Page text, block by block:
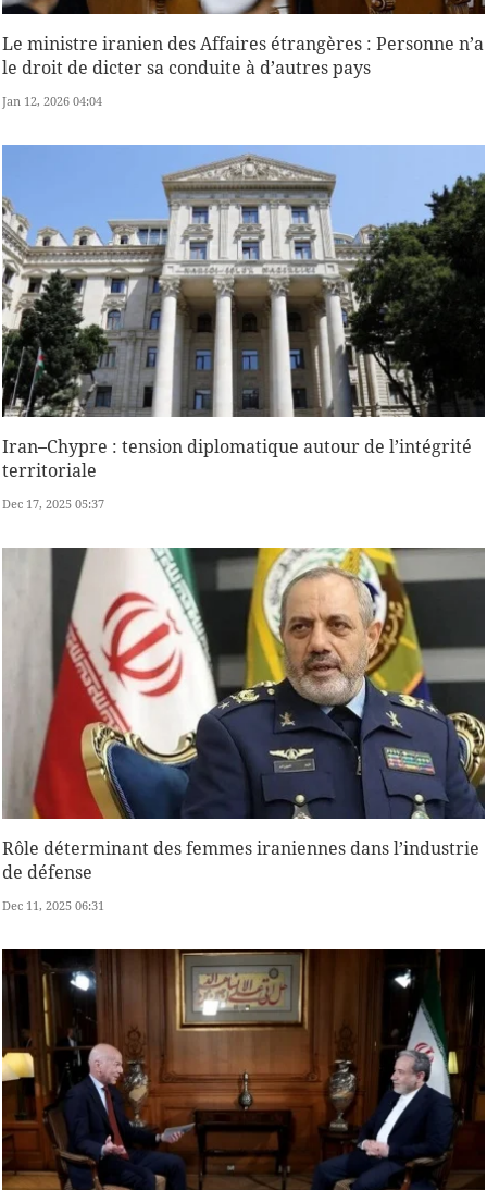
Le ministre iranien des Affaires étrangères : Personne n’a
le droit de dicter sa conduite à d’autres pays
Jan 12, 2026 04:04
Iran–Chypre : tension diplomatique autour de l’intégrité
territoriale
Dec 17, 2025 05:37
Rôle déterminant des femmes iraniennes dans l’industrie
de défense
Dec 11, 2025 06:31